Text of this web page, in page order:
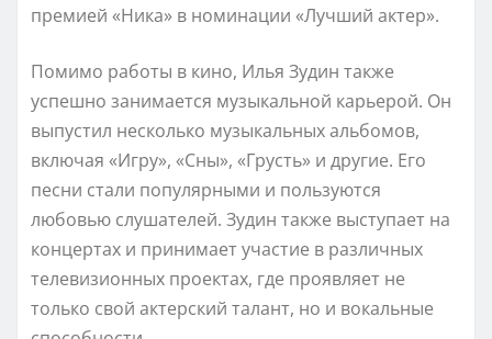
премией «Ника» в номинации «Лучший актер».
Помимо работы в кино, Илья Зудин также
успешно занимается музыкальной карьерой. Он
выпустил несколько музыкальных альбомов,
включая «Игру», «Сны», «Грусть» и другие. Его
песни стали популярными и пользуются
любовью слушателей. Зудин также выступает на
концертах и принимает участие в различных
телевизионных проектах, где проявляет не
только свой актерский талант, но и вокальные